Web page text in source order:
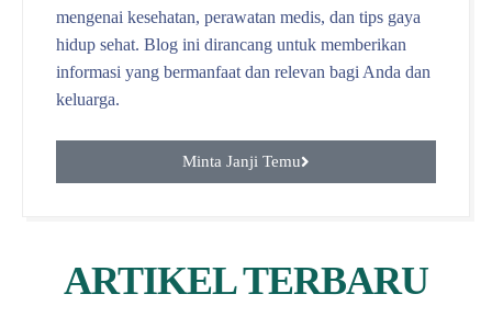
mengenai kesehatan, perawatan medis, dan tips gaya
hidup sehat. Blog ini dirancang untuk memberikan
informasi yang bermanfaat dan relevan bagi Anda dan
keluarga.
Minta Janji Temu
ARTIKEL TERBARU